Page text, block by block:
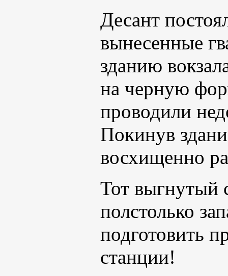
Десант
вынесенные
зданию
на черную
проводили
Покинув
восхищенно
Тот выгнутый
полстолько
подготовить
станции!